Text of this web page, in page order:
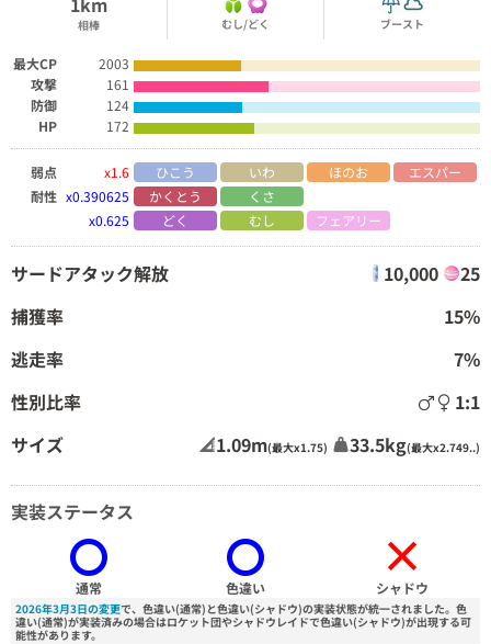
相棒 むし/どく ブースト
最大CP
2003
攻撃
161
防御
124
HP
172
弱点 x1.6 ひこう いわ ほのお
エスパー
耐性 x0.390625 かくとう
くさ
x0.625
どく むし フェアリー
サードアタック解放 10,000
25
捕獲率
15%
逃走率
7%
性別比率
1:1
サイズ
1.09m(最大x1.75) 33.5kg(最大x2.749..)
実装ステータス
通常 色違い
×
シャドウ
2026年3月3日の変更で、色違い(通常)と色違い(シャドウ)の実装状態が統一されました。色
違い(通常)が実装済みの場合はロケット団やシャドウレイドで色違い(シャドウ)が出現する可
能性があります。